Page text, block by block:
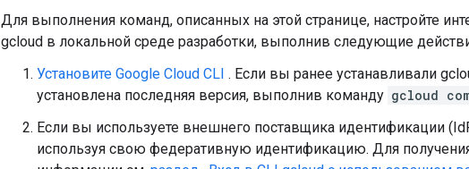
Для выполнения команд, описанных на этой странице, настройте
gcloud в локальной среде разработки, выполнив следующие
Установите Google Cloud CLI . Если вы ранее устанавливали
установлена ​​последняя версия, выполнив команду gcloud
Если вы используете внешнего поставщика идентификации
используя свою федеративную идентификацию. Для